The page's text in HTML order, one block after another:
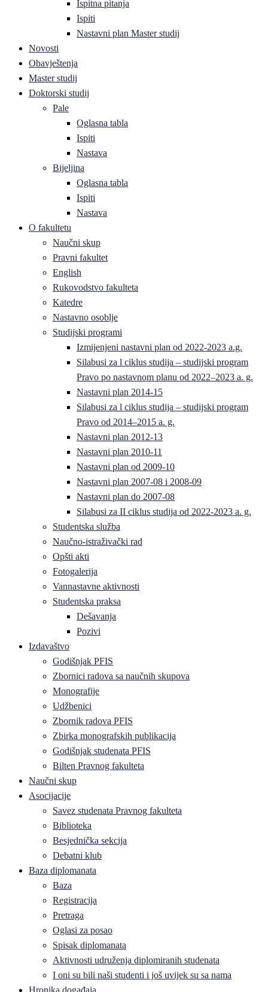
Ispitna pitanja
Ispiti
Nastavni plan Master studij
Novosti
Obavještenja
Master studij
Doktorski studij
Pale
Oglasna tabla
Ispiti
Nastava
Bijeljina
Oglasna tabla
Ispiti
Nastava
O fakultetu
Naučni skup
Pravni fakultet
English
Rukovodstvo fakulteta
Katedre
Nastavno osoblje
Studijski programi
Izmijenjeni nastavni plan od 2022-2023 a.g.
Silabusi za l ciklus studija – studijski program
Pravo po nastavnom planu od 2022–2023 a. g.
Nastavni plan 2014-15
Silabusi za l ciklus studija – studijski program
Pravo od 2014–2015 a. g.
Nastavni plan 2012-13
Nastavni plan 2010-11
Nastavni plan od 2009-10
Nastavni plan 2007-08 i 2008-09
Nastavni plan do 2007-08
Silabusi za II ciklus studija od 2022-2023 a. g.
Studentska služba
Naučno-istraživački rad
Opšti akti
Fotogalerija
Vannastavne aktivnosti
Studentska praksa
Dešavanja
Pozivi
Izdavaštvo
Godišnjak PFIS
Zbornici radova sa naučnih skupova
Monografije
Udžbenici
Zbornik radova PFIS
Zbirka monografskih publikacija
Godišnjak studenata PFIS
Bilten Pravnog fakulteta
Naučni skup
Asocijacije
Savez studenata Pravnog fakulteta
Biblioteka
Besjednička sekcija
Debatni klub
Baza diplomanata
Baza
Registracija
Pretraga
Oglasi za posao
Spisak diplomanata
Aktivnosti udruženja diplomiranih studenata
I oni su bili naši studenti i još uvijek su sa nama
Hronika događaja